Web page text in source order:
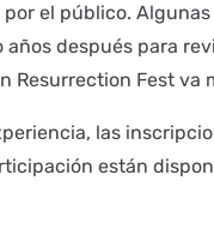
el público.
después para
Resurrection Fest va
las
están